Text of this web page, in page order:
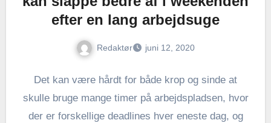
efter en lang arbejdsuge
Redaktør juni 12, 2020
Det kan være hårdt for både krop og sinde at
skulle bruge mange timer på arbejdspladsen, hvor
der er forskellige deadlines hver eneste dag, og